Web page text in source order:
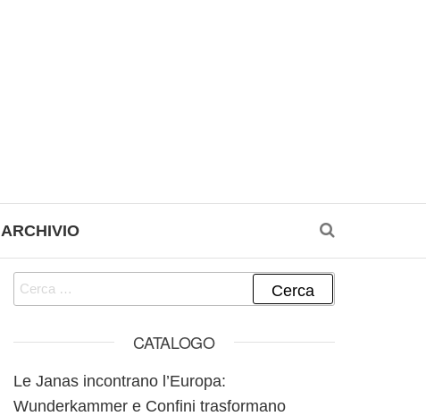
ARCHIVIO
Ricerca per:
CATALOGO
Le Janas incontrano l’Europa:
Wunderkammer e Confini trasformano